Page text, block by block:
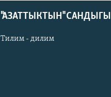
"АЗАТТЫКТЫН" САНДЫГЫ
Тилим - дилим